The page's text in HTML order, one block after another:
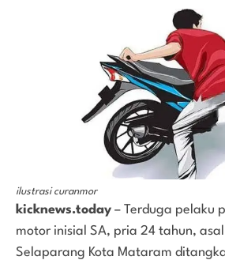
ilustrasi curanmor
kicknews.today – Terduga pelaku
motor inisial SA, pria 24 tahun,
Selaparang Kota Mataram